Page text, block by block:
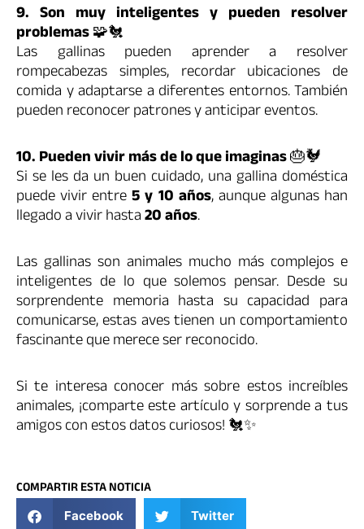
9. Son muy inteligentes y pueden resolver
problemas🧩🐔
Las gallinas pueden aprender a resolver
rompecabezas simples, recordar ubicaciones de
comida y adaptarse a diferentes entornos. También
pueden reconocer patrones y anticipar eventos.
10. Pueden vivir más de lo que imaginas🎂🐓
Si se les da un buen cuidado, una gallina doméstica
puede vivir entre 5 y 10 años, aunque algunas han
llegado a vivir hasta20 años.
Las gallinas son animales mucho más complejos e
inteligentes de lo que solemos pensar. Desde su
sorprendente memoria hasta su capacidad para
comunicarse, estas aves tienen un comportamiento
fascinante que merece ser reconocido.
Si te interesa conocer más sobre estos increíbles
animales, ¡comparte este artículo y sorprende a tus
amigos con estos datos curiosos! 🐔✨
COMPARTIR ESTA NOTICIA
Facebook Twitter